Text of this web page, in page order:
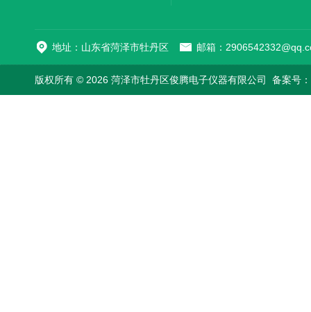
地址：山东省菏泽市牡丹区 邮箱：
版权所有 © 2026 菏泽市牡丹区俊腾电子仪器有限公司 备案号